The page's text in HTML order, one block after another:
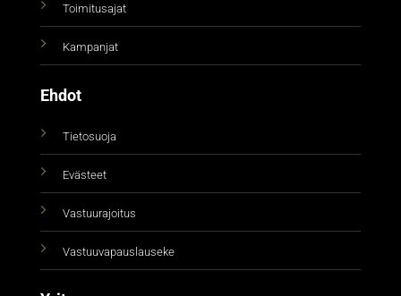
Toimitusajat
Kampanjat
Ehdot
Tietosuoja
Evästeet
Vastuurajoitus
Vastuuvapauslauseke